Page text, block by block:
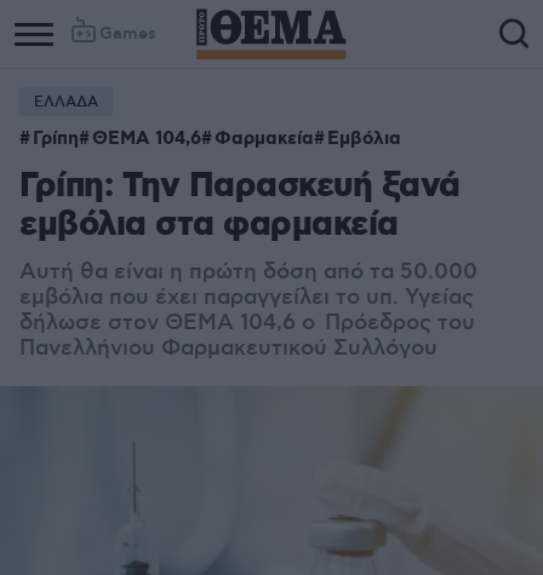
Games
ΕΛΛΑΔΑ
Γρίπη ΘΕΜΑ 104,6 Φαρμακεία Εμβόλια
Γρίπη: Την Παρασκευή ξανά
εμβόλια στα φαρμακεία
Αυτή θα είναι η πρώτη δόση από τα 50.000
εμβόλια που έχει παραγγείλει το υπ. Υγείας
δήλωσε στον ΘΕΜΑ 104,6 ο Πρόεδρος του
Πανελλήνιου Φαρμακευτικού Συλλόγου